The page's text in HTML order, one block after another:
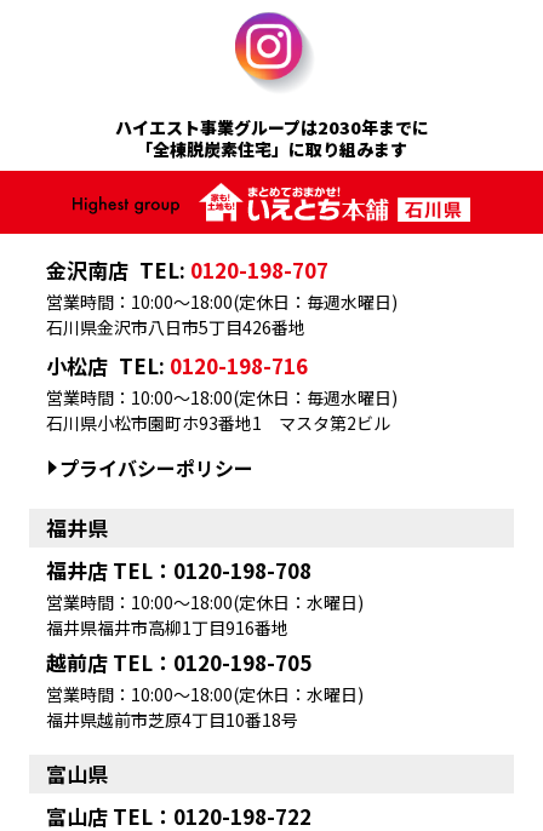
ハイエスト事業グループは2030年までに
「全棟脱炭素住宅」に取り組みます
金沢南店 TEL: 0120-198-707
石川県金沢市八日市5丁目426番地
営業時間：10:00～18:00(定休日：毎週水曜日)
小松店 TEL: 0120-198-716
石川県小松市園町ホ93番地1 マスタ第2ビル
営業時間：10:00～18:00(定休日：毎週水曜日)
プライバシーポリシー
福井県
福井店 TEL：0120-198-708
営業時間：10:00～18:00(定休日：水曜日)
福井県福井市高柳1丁目916番地
越前店 TEL：0120-198-705
営業時間：10:00～18:00(定休日：水曜日)
福井県越前市芝原4丁目10番18号
富山県
富山店 TEL：0120-198-722